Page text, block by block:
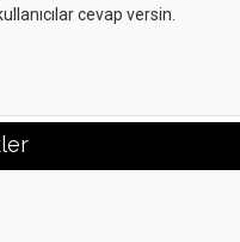
cevap versin.